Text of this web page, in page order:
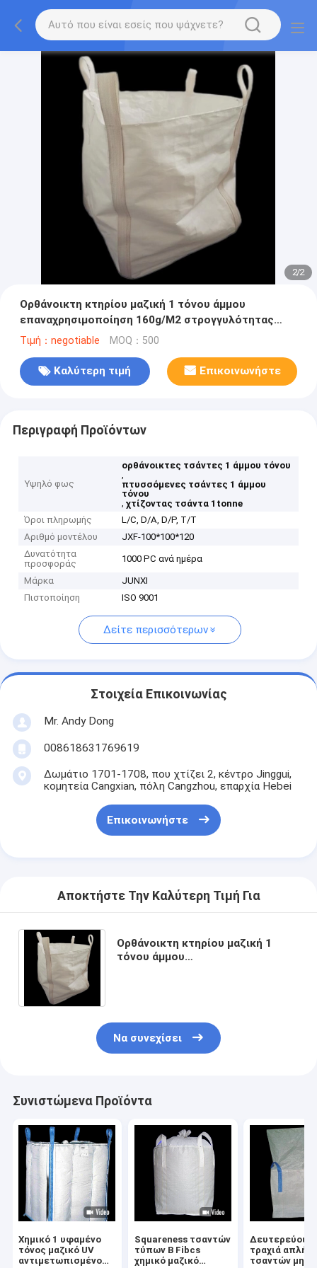
2/2
Ορθάνοικτη κτηρίου μαζική 1 τόνου άμμου
επαναχρησιμοποίηση 160g/M2 στρογγυλότητας
τσαντών πτυσσόμενη
Τιμή：negotiable MOQ：500
Καλύτερη τιμή Επικοινωνήστε
Περιγραφή Προϊόντων
Υψηλό φως
ορθάνοικτες τσάντες 1 άμμου τόνου
,
πτυσσόμενες τσάντες 1 άμμου
τόνου
,χτίζοντας τσάντα 1tonne
Όροι πληρωμής
L/C, D/A, D/P, T/T
Αριθμό μοντέλου
JXF-100*100*120
Δυνατότητα
προσφοράς
1000 PC ανά ημέρα
Μάρκα
JUNXI
Πιστοποίηση
ISO 9001
Δείτε περισσότερων
Στοιχεία Επικοινωνίας
Mr. Andy Dong
008618631769619
Δωμάτιο 1701-1708, που χτίζει 2, κέντρο Jinggui,
κομητεία Cangxian, πόλη Cangzhou, επαρχία Hebei
Επικοινωνήστε
Αποκτήστε Την Καλύτερη Τιμή Για
Ορθάνοικτη κτηρίου μαζική 1
τόνου άμμου
Να συνεχίσει
Συνιστώμενα Προϊόντα
Χημικό 1 υφαμένο
τόνος μαζικό UV
αντιμετωπισμένο
Squareness τσαντών
τύπων Β Fibcs
χημικό μαζικό
τραχιά απλή
τσαντών